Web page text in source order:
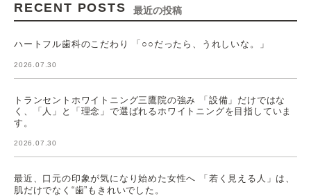
RECENT POSTS 最近の投稿
ハートフル歯科のこだわり 「○○だったら、うれしいな。」
2026.07.30
トランセントホワイトニング三鷹院の強み 「設備」だけではな
く、「人」と「理念」で選ばれるホワイトニングを目指していま
す。
2026.07.30
最近、口元の印象が気になり始めた女性へ 「若く見える人」は、
肌だけでなく“歯”もきれいでした。